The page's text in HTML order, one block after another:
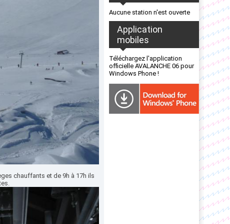
chauffants et de 9h à 17h ils
Aucune station n'est ouverte
Application
mobiles
Téléchargez l'application
officielle AVALANCHE 06 pour
Windows Phone !